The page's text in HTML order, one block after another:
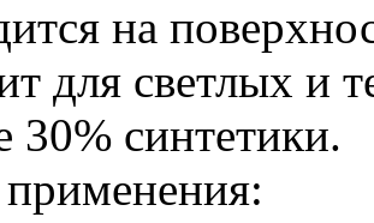
на
для светлых и
30% синтетики.